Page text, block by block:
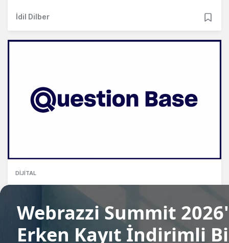
İdil Dilber
DIJITAL
Slack için kişiselleştirilebilir soru cevap
agent'ı: Question Base